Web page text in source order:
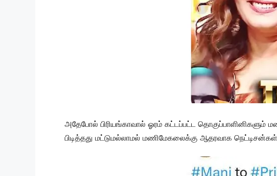
அதேபோல் பிரியங்காவால் ஓரம் கட்டப்பட்ட தொகுப்பாளினிகளும்
பிடித்தது மட்டுமல்லாமல் மணிமேகலைக்கு ஆதரவாக